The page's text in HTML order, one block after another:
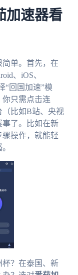
加速器看
单。首先，在
、iOS、
“回国加速”模
只需点击连
比如B站、央视
了。比如在新
操作，就能轻
？在泰国、新